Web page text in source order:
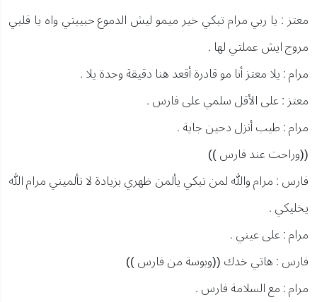
معتز : يا ربي مرام تبكي خير ميمو ليش الدموع حبيبتي واه يا قلبي
مروج ايش عملتي لها .
مرام : يلا معتز أنا مو قادرة أقعد هنا دقيقة وحدة يلا .
معتز : على الأقل سلمي على فارس .
مرام : طيب أنزل دحين جاية .
((وراحت عند فارس ))
فارس : مرام والله لمن تبكي يألمن ظهري بزيادة لا تألميني مرام الله
يخليكي .
مرام : على عيني .
فارس : هاتي خدك ((وبوسة من فارس ))
مرام : مع السلامة فارس .